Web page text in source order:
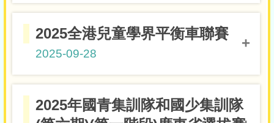
金獎 5A鄭檁
2025全港兒童學界平衡車聯賽
2025-09-28
5-8歲兩項跑+踩女子組
冠軍
4A黎珞晴
2025年國青集訓隊和國少集訓隊